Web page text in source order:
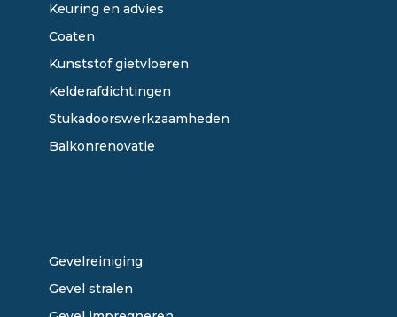
Keuring en advies
Coaten
Kunststof gietvloeren
Kelderafdichtingen
Stukadoorswerkzaamheden
Balkonrenovatie
Gevelreiniging
Gevel stralen